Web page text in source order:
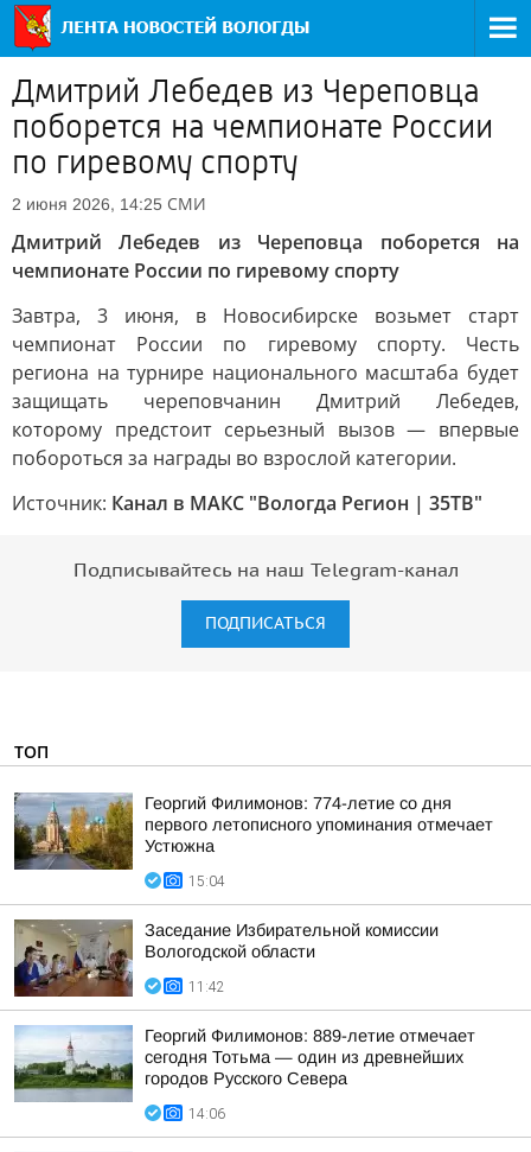
Дмитрий Лебедев из Череповца
поборется на чемпионате России
по гиревому спорту
2 июня 2026, 14:25 СМИ
Дмитрий Лебедев из Череповца поборется на
чемпионате России по гиревому спорту
Завтра, 3 июня, в Новосибирске возьмет старт
чемпионат России по гиревому спорту. Честь
региона на турнире национального масштаба будет
защищать череповчанин Дмитрий Лебедев,
которому предстоит серьезный вызов — впервые
побороться за награды во взрослой категории.
Источник: Канал в МАКС "Вологда Регион | 35ТВ"
Подписывайтесь на наш Telegram-канал
ПОДПИСАТЬСЯ
ТОП
Георгий Филимонов: 774-летие со дня
первого летописного упоминания отмечает
Устюжна
15:04
Заседание Избирательной комиссии
Вологодской области
11:42
Георгий Филимонов: 889-летие отмечает
сегодня Тотьма — один из древнейших
городов Русского Севера
14:06